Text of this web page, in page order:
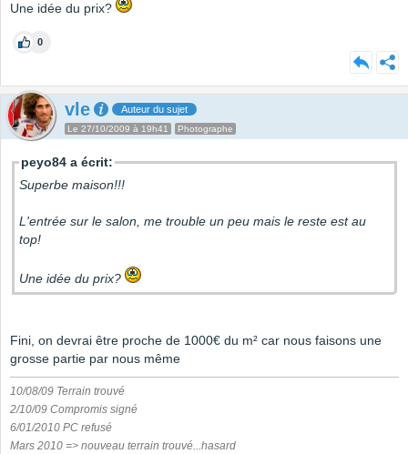
Une idée du prix?
0
vle Auteur du sujet
Le 27/10/2009 à 19h41 Photographe
peyo84 a écrit:
Superbe maison!!!
L'entrée sur le salon, me trouble un peu mais le reste est au
top!
Une idée du prix?
Fini, on devrai être proche de 1000€ du m² car nous faisons une
grosse partie par nous même
10/08/09 Terrain trouvé
2/10/09 Compromis signé
6/01/2010 PC refusé
Mars 2010 => nouveau terrain trouvé...hasard